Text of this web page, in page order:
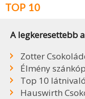
TOP 10
A legkeresettebb
Zotter
Élmény
Top 10
Hauswirth